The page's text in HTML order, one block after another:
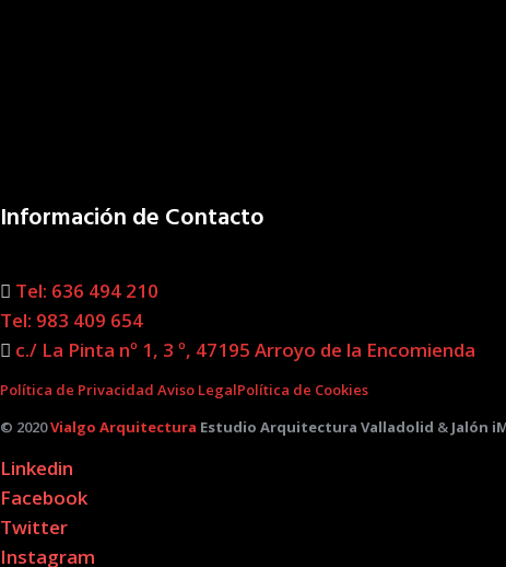
Información de Contacto
Tel: 636 494 210
Tel: 983 409 654
c./ La Pinta nº 1, 3 º, 47195 Arroyo de la Encomienda
Política de Privacidad Aviso LegalPolítica de Cookies
© 2020Vialgo Arquitectura Estudio Arquitectura Valladolid & Jalón
Linkedin
Facebook
Twitter
Instagram